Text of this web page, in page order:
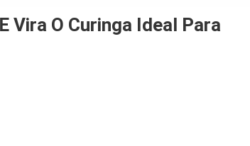
Vira O Curinga Ideal Para